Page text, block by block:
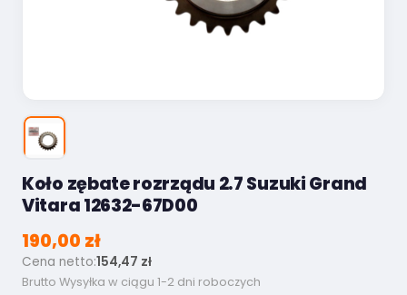
Koło zębate rozrządu 2.7 Suzuki Grand
Vitara 12632-67D00
190,00 zł
Cena netto:154,47 zł
Brutto Wysyłka w ciągu 1-2 dni roboczych